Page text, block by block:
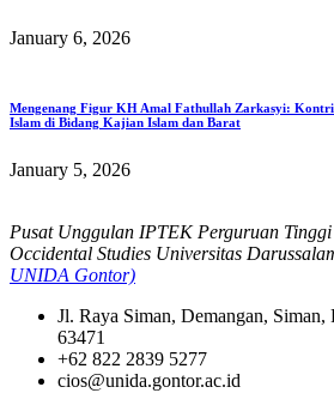
January 6, 2026
Mengenang Figur KH Amal Fathullah Zarkasyi:
Islam di Bidang Kajian Islam dan Barat
January 5, 2026
Pusat Unggulan IPTEK Perguruan
Occidental Studies Universitas
UNIDA Gontor)
Jl. Raya Siman, Demangan,
63471
+62 822 2839 5277
cios@unida.gontor.ac.id